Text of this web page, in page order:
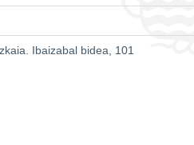
Ibaizabal bidea, 101